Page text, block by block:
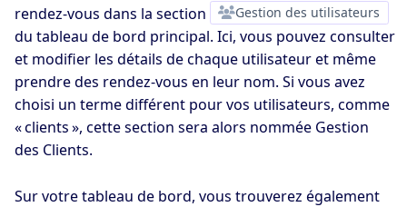
rendez-vous dans la section
Gestion des utilisateurs
du tableau de bord principal. Ici, vous pouvez consulter
et modifier les détails de chaque utilisateur et même
prendre des rendez-vous en leur nom. Si vous avez
choisi un terme différent pour vos utilisateurs, comme
« clients », cette section sera alors nommée Gestion
des Clients.
Sur votre tableau de bord, vous trouverez également